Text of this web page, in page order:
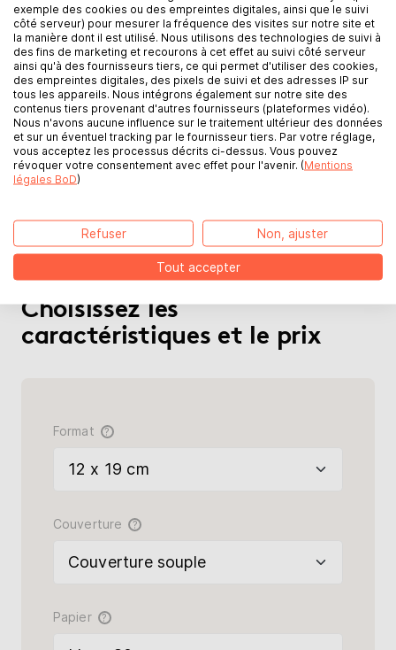
Calcul du prix de
vente
Le prix de vente dépend des options de
fabrications choisies et de la marge que vous
souhaitez recevoir pour chaque exemplaire
le prix qui vous convient.
Choisissez les
caractéristiques et le prix
Format ?
Couverture ?
Papier ?
exemple des cookies ou des empreintes digitales, ainsi que le suivi
côté serveur) pour mesurer la fréquence des visites sur notre site et
la manière dont il est utilisé. Nous utilisons des technologies de suivi à
des fins de marketing et recourons à cet effet au suivi côté serveur
ainsi qu'à des fournisseurs tiers, ce qui permet d'utiliser des cookies,
des empreintes digitales, des pixels de suivi et des adresses IP sur
tous les appareils. Nous intégrons également sur notre site des
contenus tiers provenant d'autres fournisseurs (plateformes vidéo).
Nous n'avons aucune influence sur le traitement ultérieur des données
et sur un éventuel tracking par le fournisseur tiers. Par votre réglage,
vous acceptez les processus décrits ci-dessus. Vous pouvez
révoquer votre consentement avec effet pour l'avenir. (Mentions
légales BoD)
Refuser Non, ajuster
Tout accepter